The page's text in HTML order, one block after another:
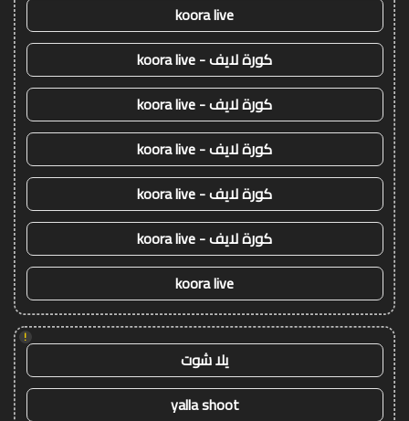
koora live
كورة لايف - koora live
كورة لايف - koora live
كورة لايف - koora live
كورة لايف - koora live
كورة لايف - koora live
koora live
!
يلا شوت
yalla shoot